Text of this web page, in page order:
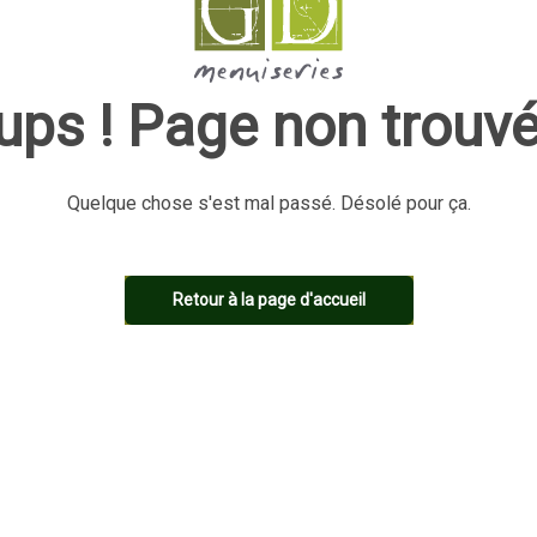
! Page non
Quelque chose s'est mal passé. Désolé pour ça.
Retour à la page d'accueil